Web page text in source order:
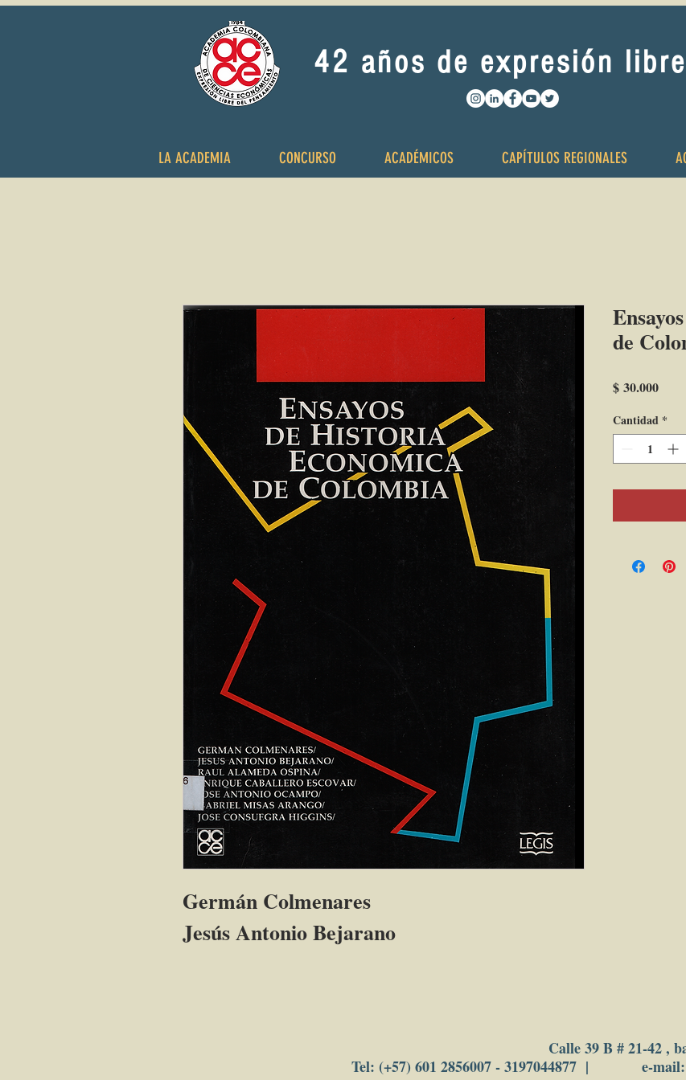
42 años de expresión
LA ACADEMIA CONCURSO ACADÉMICOS CAPÍTULOS REGIONALES
Germán Colmenares
Jesús Antonio Bejarano
de
$ 30.000Precio
Cantidad *
Calle 39 B # 21-42 ,
Tel: (+57) 601 2856007 - 3197044877 | e-mail: